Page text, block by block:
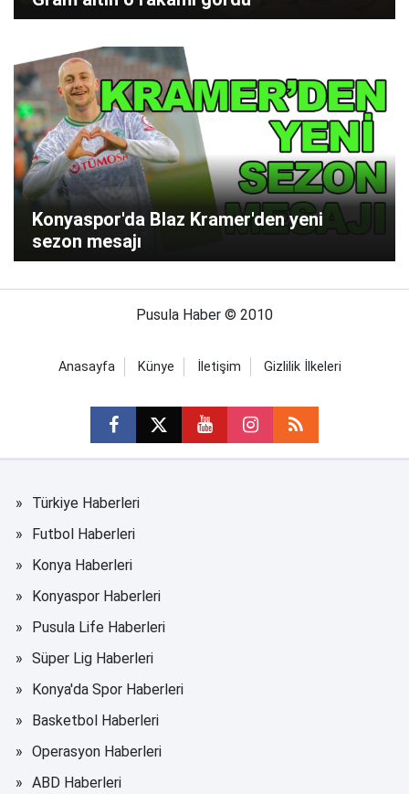
Konyaspor'da Blaz Kramer'den yeni
sezon mesajı
Pusula Haber © 2010
Anasayfa Künye İletişim Gizlilik İlkeleri
Türkiye Haberleri
Futbol Haberleri
Konya Haberleri
Konyaspor Haberleri
Pusula Life Haberleri
Süper Lig Haberleri
Konya'da Spor Haberleri
Basketbol Haberleri
Operasyon Haberleri
ABD Haberleri